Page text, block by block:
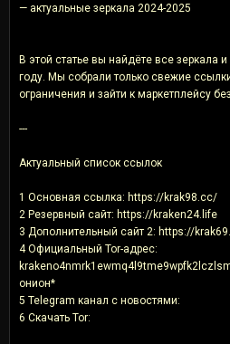
— актуальные зеркала 2024-2025
В этой статье вы найдёте все зеркала
году. Мы собрали только свежие
ограничения и зайти к маркетплейсу
---
Актуальный список ссылок
1 Основная ссылка: https://krak98.cc/
2 Резервный сайт: https://kraken24.life
3 Дополнительный сайт 2: https://
4 Официальный Tor-адрес:
онион*
5 Telegram канал с новостями:
6 Скачать Tor: